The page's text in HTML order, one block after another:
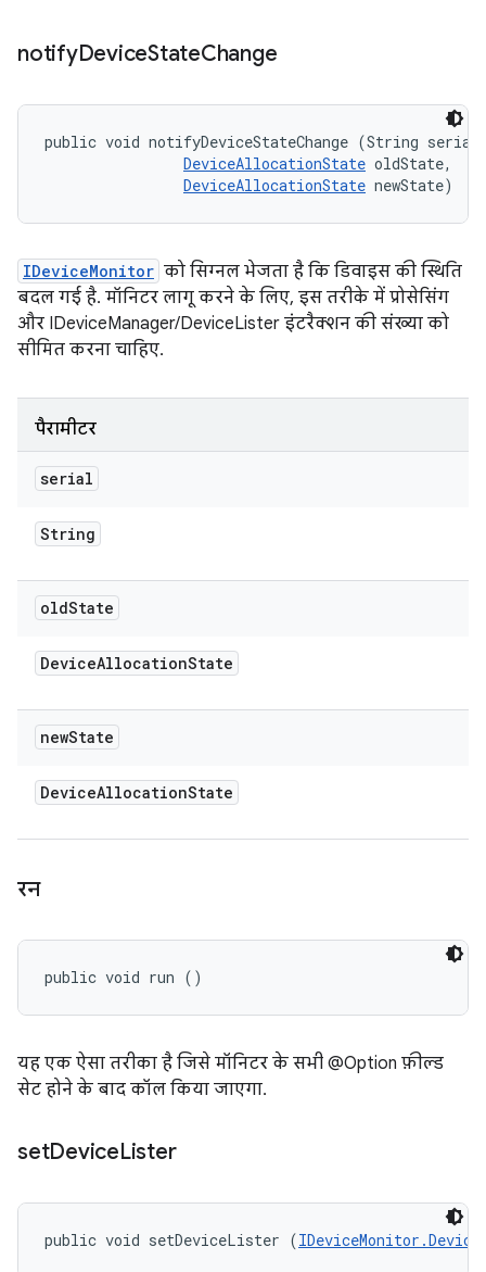
notifyDeviceStateChange
public void notifyDeviceStateChange (String
DeviceAllocationState oldState,
DeviceAllocationState newState)
IDeviceMonitor को सिग्नल भेजता है कि डिवाइस की स्थिति
बदल गई है. मॉनिटर लागू करने के लिए, इस तरीके में प्रोसेसिंग
और IDeviceManager/DeviceLister इंटरैक्शन की संख्या को
सीमित करना चाहिए.
पैरामीटर
serial
String
oldState
DeviceAllocationState
newState
DeviceAllocationState
रन
public void run ()
यह एक ऐसा तरीका है जिसे मॉनिटर के सभी @Option फ़ील्ड
सेट होने के बाद कॉल किया जाएगा.
setDeviceLister
public void setDeviceLister (